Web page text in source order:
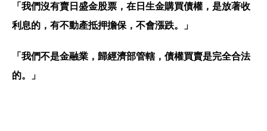
「我們沒有賣日盛金股票，在日生金購買債權，是放著收
利息的，有不動產抵押擔保，不會漲跌。」
「我們不是金融業，歸經濟部管轄，債權買賣是完全合法
的。」